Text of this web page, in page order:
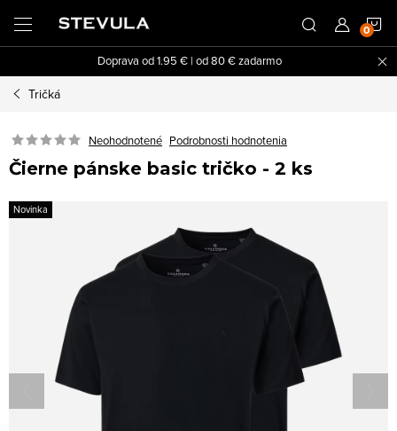
obsah
Doprava od 1.95 € | od 80 € zadarmo
Tričká
Neohodnotené Podrobnosti hodnotenia
Čierne pánske basic tričko - 2 ks
Novinka